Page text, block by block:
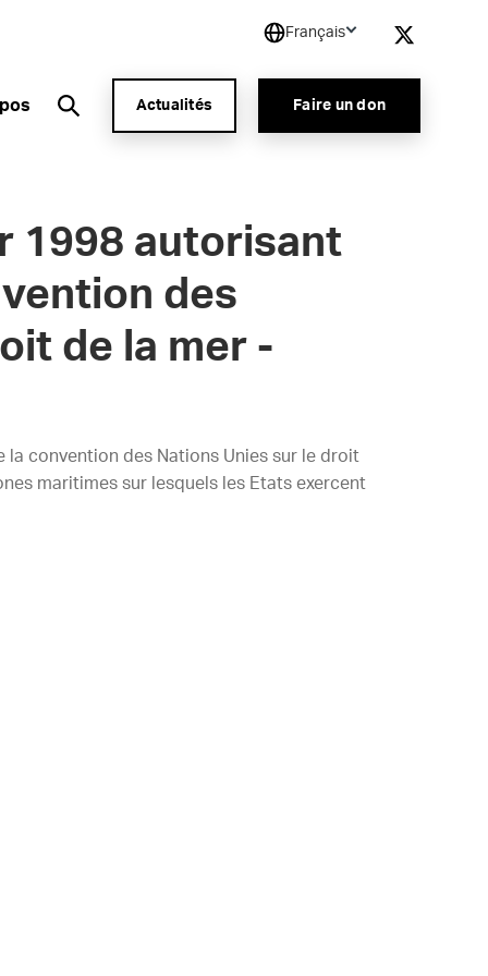
Français
Actualités Faire un don
1998 autorisant
des
de la mer -
la convention des Nations Unies sur le droit
maritimes sur lesquels les Etats exercent